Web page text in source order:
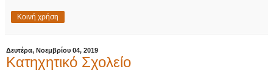
Κοινή χρήση
Δευτέρα, Νοεμβρίου 04, 2019
Κατηχητικό Σχολείο